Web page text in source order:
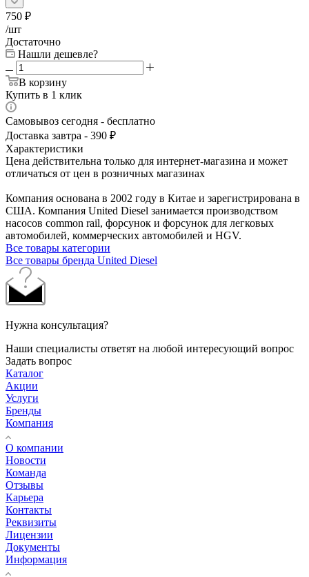
750 ₽
/шт
Достаточно
Нашли дешевле?
В корзину
Купить в 1 клик
Самовывоз сегодня - бесплатно
Доставка завтра - 390 ₽
Характеристики
Цена действительна только для интернет-магазина и может
отличаться от цен в розничных магазинах
Компания основана в 2002 году в Китае и зарегистрирована в
США. Компания United Diesel занимается производством
насосов common rail, форсунок и форсунок для легковых
автомобилей, коммерческих автомобилей и HGV.
Все товары категории
Все товары бренда United Diesel
Нужна консультация?
Наши специалисты ответят на любой интересующий вопрос
Задать вопрос
Каталог
Акции
Услуги
Бренды
Компания
О компании
Новости
Команда
Отзывы
Карьера
Контакты
Реквизиты
Лицензии
Документы
Информация